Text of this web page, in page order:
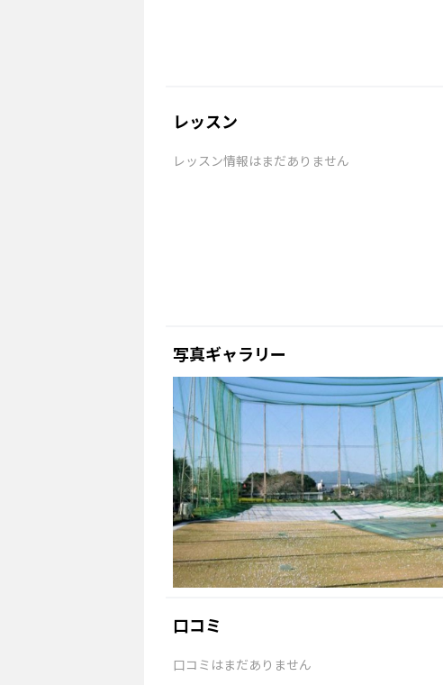
レッスン
レッスン情報はまだありません
写真ギャラリー
口コミ
口コミはまだありません